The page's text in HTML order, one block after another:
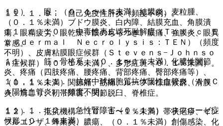
１０）． 眼：（０．１〜１％未満）結膜炎、麦粒腫、
（０．１％未満）ブドウ膜炎、白内障、結膜充血、角膜潰
瘍、眼精疲労、眼乾燥、眼のちらつき、眼痛、強膜炎、眼異
常感。
１１）． 筋・骨格系：（０．１〜１％未満）化膿性関節
炎、疼痛（四肢疼痛、腰疼痛、背部疼痛、臀部疼痛等）、
（０．１％未満）関節痛、筋痛、ループス様症候群、滑膜
炎、肩こり、靭帯障害、関節脱臼、脊椎症。
１２）． 抵抗機構：（０．１〜１％未満）帯状疱疹、イン
フルエンザ、蜂巣炎、膿瘍、（０．１％未満）創傷感染、化
１１．１．９． 自己免疫性肝炎（頻度不明）。
１１．１．１０． 中毒性表皮壊死融解症（Ｔｏｘｉｃ Ｅ
ｐｉｄｅｒｍａｌ Ｎｅｃｒｏｌｙｓｉｓ：ＴＥＮ）（頻度
不明）、皮膚粘膜眼症候群（Ｓｔｅｖｅｎｓ−Ｊｏｈｎｓｏ
ｎ症候群）（０．１％未満）、多形紅斑（０．１％未満）。
１１．１．１１． 抗好中球細胞質抗体陽性血管炎（ＡＮＣ
Ａ陽性血管炎）（頻度不明）。
１１．１．１２． 急性腎障害（０．１％）、ネフローゼ症
候群（０．１％未満）。